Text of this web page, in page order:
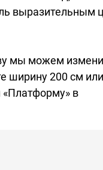
выразительным
мы можем
ширину 200 см
в